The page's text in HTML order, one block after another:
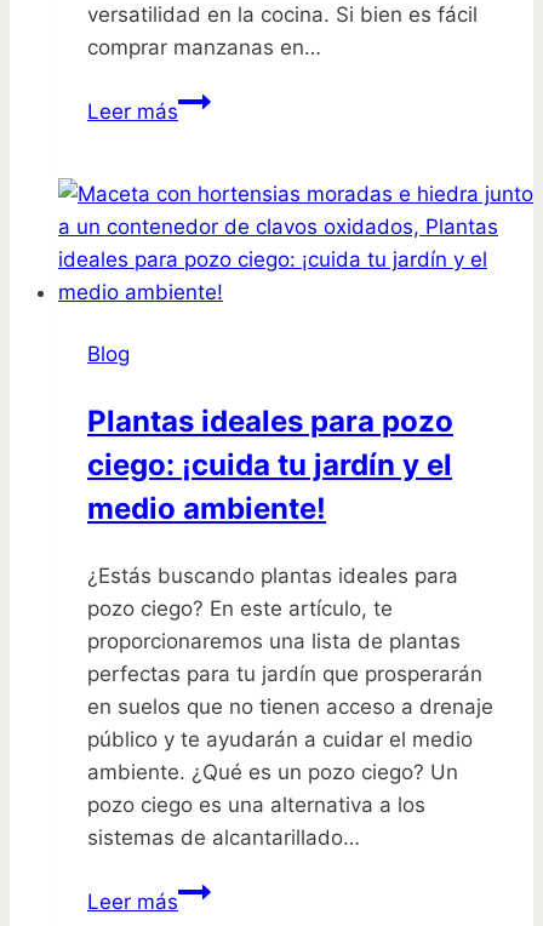
versatilidad en la cocina. Si bien es fácil
comprar manzanas en…
Leer másCultiva
manzano:
paso
a
paso
Blog
Plantas ideales para pozo
ciego: ¡cuida tu jardín y el
medio ambiente!
¿Estás buscando plantas ideales para
pozo ciego? En este artículo, te
proporcionaremos una lista de plantas
perfectas para tu jardín que prosperarán
en suelos que no tienen acceso a drenaje
público y te ayudarán a cuidar el medio
ambiente. ¿Qué es un pozo ciego? Un
pozo ciego es una alternativa a los
sistemas de alcantarillado…
Leer másPlantas